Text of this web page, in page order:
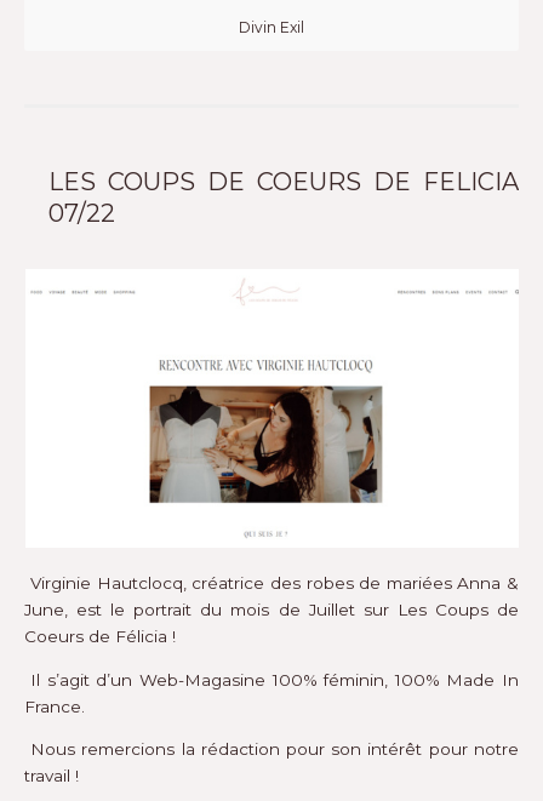
Divin Exil
LES COUPS DE COEURS DE FELICIA
07/22
Virginie Hautclocq, créatrice des robes de mariées Anna &
June, est le portrait du mois de Juillet sur Les Coups de
Coeurs de Félicia !
Il s’agit d’un Web-Magasine 100% féminin, 100% Made In
France.
Nous remercions la rédaction pour son intérêt pour notre
travail !